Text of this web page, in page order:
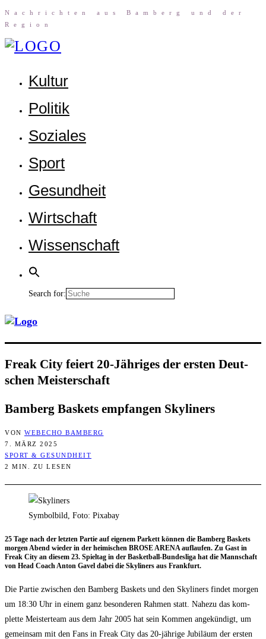
Nach­rich­ten aus Bam­berg und der
Region
Kul­tur
Poli­tik
Sozia­les
Sport
Gesund­heit
Wirt­schaft
Wis­sen­schaft
Search for:
Freak City fei­ert 20-Jäh­ri­ges der ers­ten Deut­
schen Meisterschaft
Bam­berg Bas­kets emp­fan­gen Skyliners
VON WEBECHO BAMBERG
7. MÄRZ 2025
SPORT & GESUNDHEIT
2 MIN. ZU LESEN
Symbolbild, Foto: Pixabay
25 Tage nach der letz­ten Par­tie auf eige­nem Par­kett kön­nen die Bam­berg Bas­kets
mor­gen Abend wie­der in der hei­mi­schen BROSE ARENA auf­lau­fen. Zu Gast in
Freak City an die­sem 23. Spiel­tag in der Bas­ket­ball-Bun­des­li­ga hat die Mann­schaft
von Head Coach Anton Gavel dabei die Sky­li­ners aus Frankfurt.
Die Par­tie zwi­schen den Bam­berg Bas­kets und den Sky­li­ners fin­det mor­gen
um 18:30 Uhr in einem ganz beson­de­ren Rah­men statt. Nahe­zu das kom­
plet­te Meis­ter­team aus dem Jahr 2005 hat sein Kom­men ange­kün­digt, um
gemein­sam mit den Fans in Freak City das 20-jäh­ri­ge Jubi­lä­um der ers­ten